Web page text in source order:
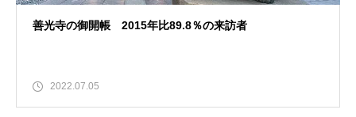
善光寺の御開帳 2015年比89.8％の来訪者
2022.07.05